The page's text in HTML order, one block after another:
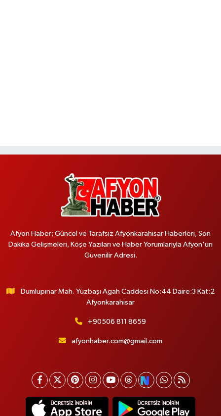
Afyon Haber; Güncel ve Tarafsız Afyonkarahisar Haberleri, Son
Dakika Gelişmeleri, Köşe Yazıları ve Haber Yorumlarıyla Afyon'un
Güvenilir Adresi.
Dumlupınar Mah. Yüzbaşı Agah Caddesi No:44 Daire:3 Kat:2
Afyonkarahisar
+90506 811 8659
afyonhaber.com@gmail.com